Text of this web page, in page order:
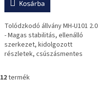
Kosárba
Tolódzkodó állvány MH-U101 2.0
- Magas stabilitás, ellenálló
szerkezet, kidolgozott
részletek, csúszásmentes
L
12termék